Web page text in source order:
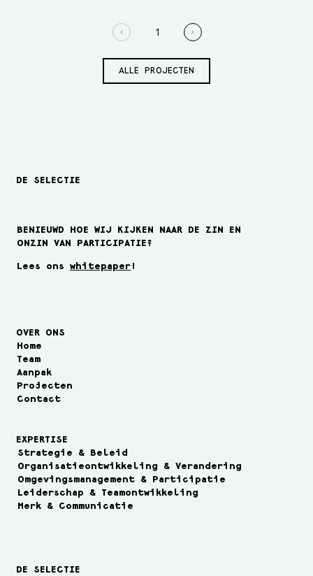
1Pagina
ALLE PROJECTEN
DE SELECTIE
OVER ONS
Home
Team
Aanpak
Projecten
Contact
BENIEUWD HOE WIJ KIJKEN NAAR DE ZIN EN
ONZIN VAN PARTICIPATIE?
Lees ons whitepaper!
EXPERTISE
Strategie & Beleid
Organisatieontwikkeling & Verandering
Omgevingsmanagement & Participatie
Leiderschap & Teamontwikkeling
Merk & Communicatie
DE SELECTIE